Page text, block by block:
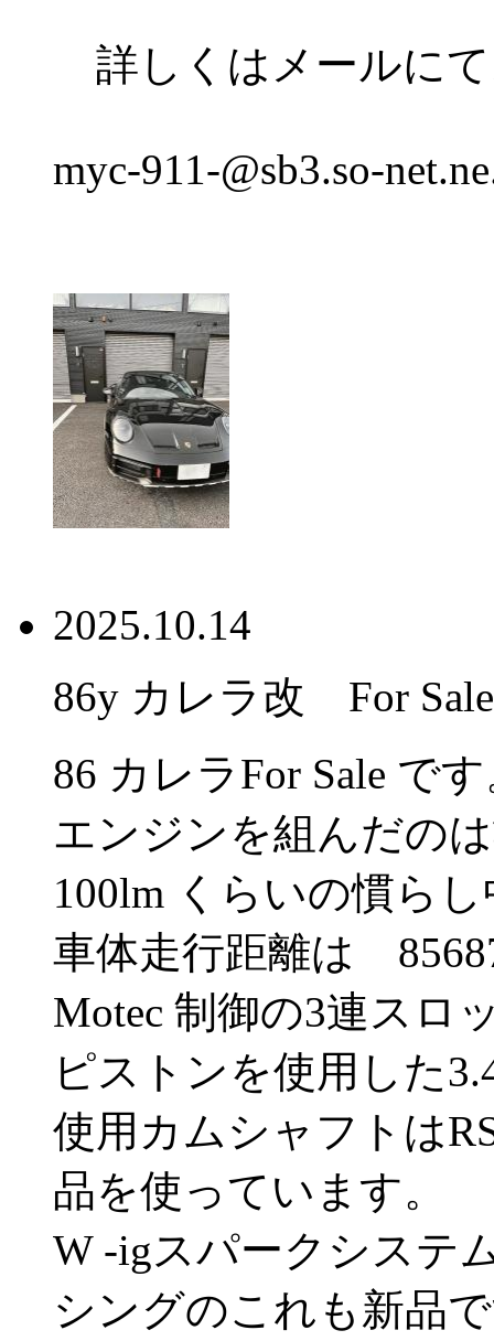
詳しくはメールに
myc-911-@sb3.so-
2025.10.14
86y カレラ改 For Sale
86 カレラFor Sale で
エンジンを組んだの
100lm くらいの慣ら
車体走行距離は
Motec 制御の3連スロ
ピストンを使用した
使用カムシャフトは
品を使っています。
W -igスパークシステ
シングのこれも新品